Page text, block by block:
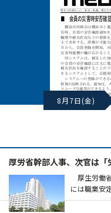
8月7日(金)
厚労省幹部人事、次官は「
厚生労働
には職業安